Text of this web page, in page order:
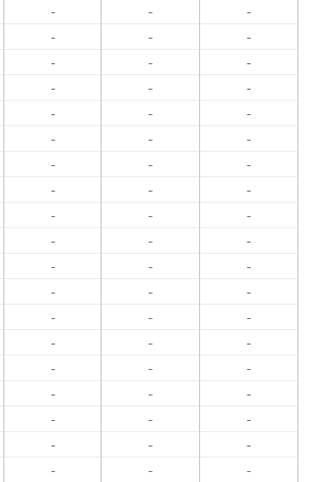
- - -
- - -
- - -
- - -
- - -
- - -
- - -
- - -
- - -
- - -
- - -
- - -
- - -
- - -
- - -
- - -
- - -
- - -
- - -